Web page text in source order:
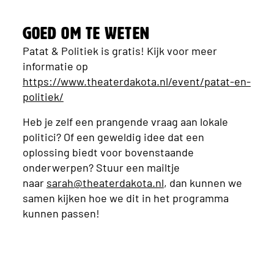
Goed om te weten
Patat & Politiek is gratis! Kijk voor meer
informatie op
https://www.theaterdakota.nl/event/patat-en-
politiek/
Heb je zelf een prangende vraag aan lokale
politici? Of een geweldig idee dat een
oplossing biedt voor bovenstaande
onderwerpen? Stuur een mailtje
naar sarah@theaterdakota.nl, dan kunnen we
samen kijken hoe we dit in het programma
kunnen passen!